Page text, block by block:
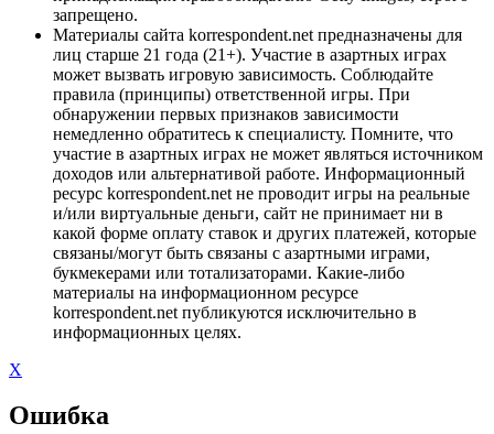
запрещено.
Материалы сайта korrespondent.net предназначены для
лиц старше 21 года (21+). Участие в азартных играх
может вызвать игровую зависимость. Соблюдайте
правила (принципы) ответственной игры. При
обнаружении первых признаков зависимости
немедленно обратитесь к специалисту. Помните, что
участие в азартных играх не может являться источником
доходов или альтернативой работе. Информационный
ресурс korrespondent.net не проводит игры на реальные
и/или виртуальные деньги, сайт не принимает ни в
какой форме оплату ставок и других платежей, которые
связаны/могут быть связаны с азартными играми,
букмекерами или тотализаторами. Какие-либо
материалы на информационном ресурсе
korrespondent.net публикуются исключительно в
информационных целях.
X
Ошибка